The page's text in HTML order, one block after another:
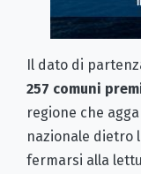
Il dato di
257 comuni
regione che
nazionale dietro
fermarsi alla